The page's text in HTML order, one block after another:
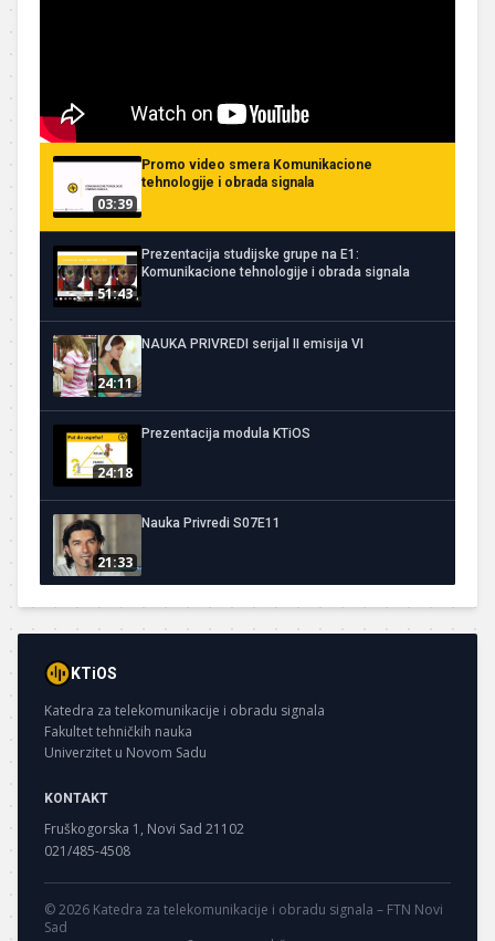
03:39
Promo video smera Komunikacione
tehnologije i obrada signala
51:43
Prezentacija studijske grupe na E1:
Komunikacione tehnologije i obrada signala
24:11
NAUKA PRIVREDI serijal II emisija VI
24:18
Prezentacija modula KTiOS
21:33
Nauka Privredi S07E11
KTiOS
Katedra za telekomunikacije i obradu signala
Fakultet tehničkih nauka
Univerzitet u Novom Sadu
KONTAKT
Fruškogorska 1, Novi Sad 21102
021/485-4508
© 2026 Katedra za telekomunikacije i obradu signala – FTN Novi
Sad